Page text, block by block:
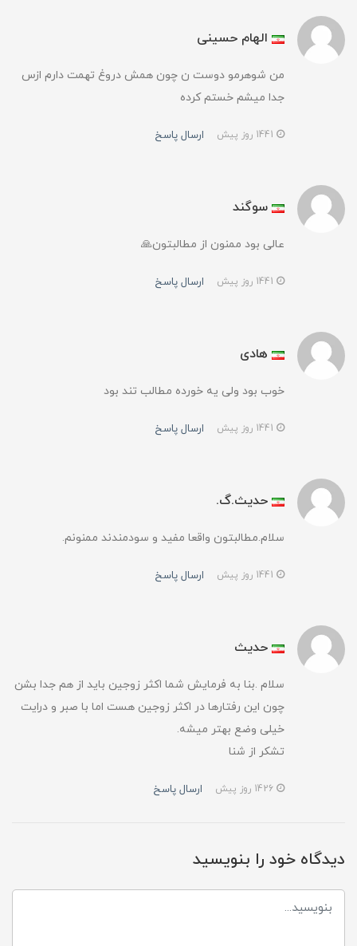
الهام حسینی
من شوهرمو دوست ن چون همش دروغ تهمت دارم ازس
جدا میشم خستم کرده
ارسال پاسخ
سوگند
عالی بود ممنون از مطالبتون🙏
ارسال پاسخ
هادی
خوب بود ولی یه خورده مطالب تند بود
ارسال پاسخ
حدیث.گ.
سلام.مطالبتون واقعا مفید و سودمندند ممنونم.
ارسال پاسخ
حدیث
سلام .بنا به فرمایش شما اکثر زوجین باید از هم جدا بشن
چون این رفتارها در اکثر زوجین هست اما با صبر و درایت
خیلی وضع بهتر میشه.
تشکر از شنا
ارسال پاسخ
دیدگاه خود را بنویسید